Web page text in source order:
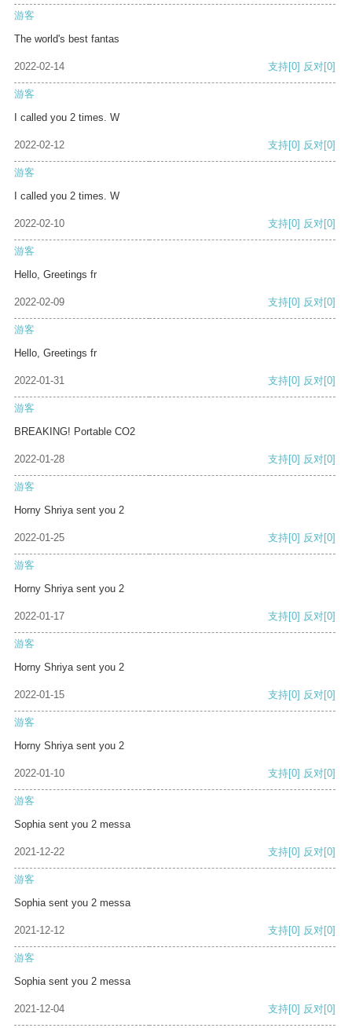
游客
The world's best fantas
2022-02-14 支持[0] 反对[0]
游客
I called you 2 times. W
2022-02-12 支持[0] 反对[0]
游客
I called you 2 times. W
2022-02-10 支持[0] 反对[0]
游客
Hello, Greetings fr
2022-02-09 支持[0] 反对[0]
游客
Hello, Greetings fr
2022-01-31 支持[0] 反对[0]
游客
BREAKING! Portable CO2
2022-01-28 支持[0] 反对[0]
游客
Horny Shriya sent you 2
2022-01-25 支持[0] 反对[0]
游客
Horny Shriya sent you 2
2022-01-17 支持[0] 反对[0]
游客
Horny Shriya sent you 2
2022-01-15 支持[0] 反对[0]
游客
Horny Shriya sent you 2
2022-01-10 支持[0] 反对[0]
游客
Sophia sent you 2 messa
2021-12-22 支持[0] 反对[0]
游客
Sophia sent you 2 messa
2021-12-12 支持[0] 反对[0]
游客
Sophia sent you 2 messa
2021-12-04 支持[0] 反对[0]